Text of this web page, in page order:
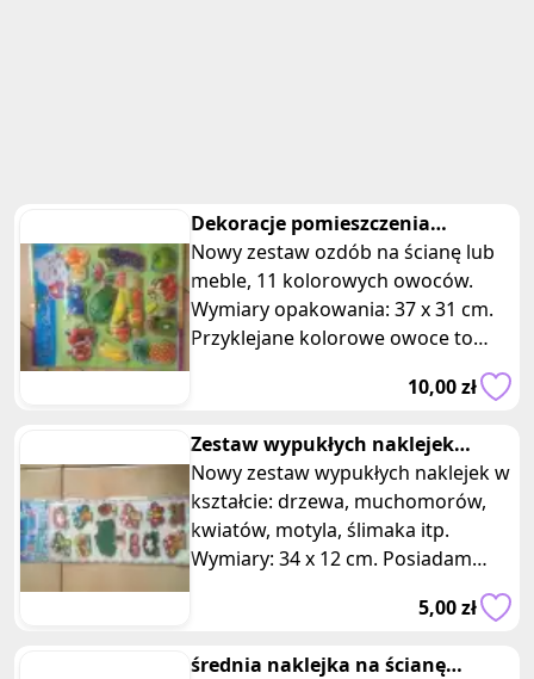
Dekoracje pomieszczenia
kolorowe owoce
Nowy zestaw ozdób na ścianę lub
meble, 11 kolorowych owoców.
Wymiary opakowania: 37 x 31 cm.
Przyklejane kolorowe owoce to
10,00 zł
Zestaw wypukłych naklejek
muchomory motyl ślimaki
drzewo
Nowy zestaw wypukłych naklejek w
kształcie: drzewa, muchomorów,
kwiatów, motyla, ślimaka itp.
Wymiary: 34 x 12 cm. Posiadam
dwie takie same sztuki, oferta dotyc
5,00 zł
średnia naklejka na ścianę